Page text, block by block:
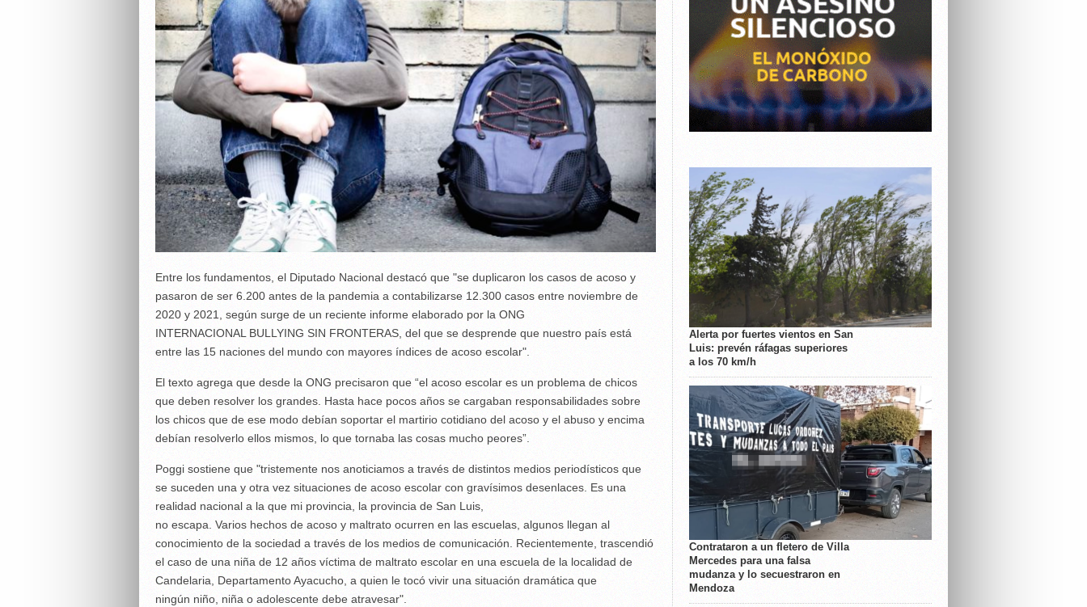
Entre los fundamentos, el Diputado Nacional destacó que "se duplicaron los casos de acoso y
pasaron de ser 6.200 antes de la pandemia a contabilizarse 12.300 casos entre noviembre de
2020 y 2021, según surge de un reciente informe elaborado por la ONG
INTERNACIONAL BULLYING SIN FRONTERAS, del que se desprende que nuestro país está
entre las 15 naciones del mundo con mayores índices de acoso escolar".
El texto agrega que desde la ONG precisaron que “el acoso escolar es un problema de chicos
que deben resolver los grandes. Hasta hace pocos años se cargaban responsabilidades sobre
los chicos que de ese modo debían soportar el martirio cotidiano del acoso y el abuso y encima
debían resolverlo ellos mismos, lo que tornaba las cosas mucho peores”.
Poggi sostiene que "tristemente nos anoticiamos a través de distintos medios periodísticos que
se suceden una y otra vez situaciones de acoso escolar con gravísimos desenlaces. Es una
realidad nacional a la que mi provincia, la provincia de San Luis,
no escapa. Varios hechos de acoso y maltrato ocurren en las escuelas, algunos llegan al
conocimiento de la sociedad a través de los medios de comunicación. Recientemente, trascendió
el caso de una niña de 12 años víctima de maltrato escolar en una escuela de la localidad de
Candelaria, Departamento Ayacucho, a quien le tocó vivir una situación dramática que
ningún niño, niña o adolescente debe atravesar".
Alerta por fuertes vientos en San
Luis: prevén ráfagas superiores
a los 70 km/h
Contrataron a un fletero de Villa
Mercedes para una falsa
mudanza y lo secuestraron en
Mendoza